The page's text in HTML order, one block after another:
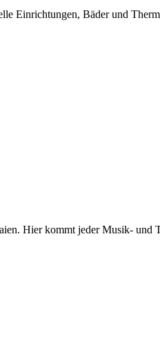
Einrichtungen, Bäder und
Hier kommt jeder Musik- und